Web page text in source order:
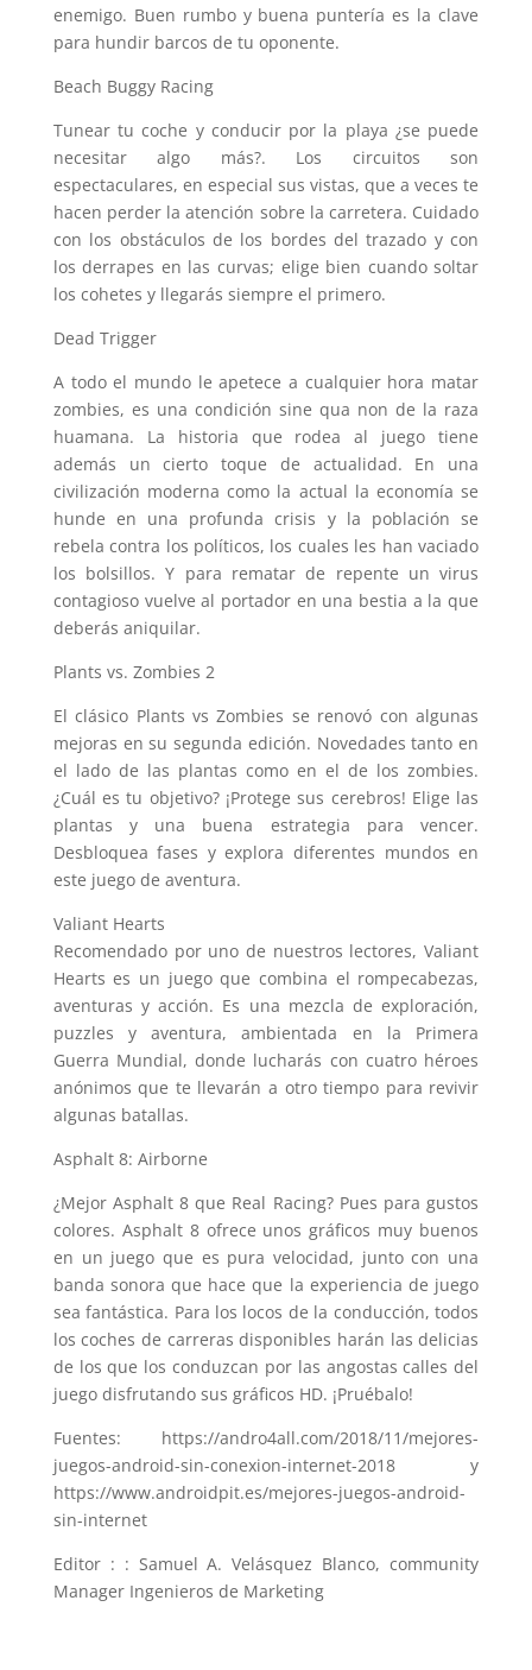
enemigo. Buen rumbo y buena puntería es la clave
para hundir barcos de tu oponente.
Beach Buggy Racing
Tunear tu coche y conducir por la playa ¿se puede
necesitar algo más?. Los circuitos son
espectaculares, en especial sus vistas, que a veces te
hacen perder la atención sobre la carretera. Cuidado
con los obstáculos de los bordes del trazado y con
los derrapes en las curvas; elige bien cuando soltar
los cohetes y llegarás siempre el primero.
Dead Trigger
A todo el mundo le apetece a cualquier hora matar
zombies, es una condición sine qua non de la raza
huamana. La historia que rodea al juego tiene
además un cierto toque de actualidad. En una
civilización moderna como la actual la economía se
hunde en una profunda crisis y la población se
rebela contra los políticos, los cuales les han vaciado
los bolsillos. Y para rematar de repente un virus
contagioso vuelve al portador en una bestia a la que
deberás aniquilar.
Plants vs. Zombies 2
El clásico Plants vs Zombies se renovó con algunas
mejoras en su segunda edición. Novedades tanto en
el lado de las plantas como en el de los zombies.
¿Cuál es tu objetivo? ¡Protege sus cerebros! Elige las
plantas y una buena estrategia para vencer.
Desbloquea fases y explora diferentes mundos en
este juego de aventura.
Valiant Hearts
Recomendado por uno de nuestros lectores, Valiant
Hearts es un juego que combina el rompecabezas,
aventuras y acción. Es una mezcla de exploración,
puzzles y aventura, ambientada en la Primera
Guerra Mundial, donde lucharás con cuatro héroes
anónimos que te llevarán a otro tiempo para revivir
algunas batallas.
Asphalt 8: Airborne
¿Mejor Asphalt 8 que Real Racing? Pues para gustos
colores. Asphalt 8 ofrece unos gráficos muy buenos
en un juego que es pura velocidad, junto con una
banda sonora que hace que la experiencia de juego
sea fantástica. Para los locos de la conducción, todos
los coches de carreras disponibles harán las delicias
de los que los conduzcan por las angostas calles del
juego disfrutando sus gráficos HD. ¡Pruébalo!
Fuentes: https://andro4all.com/2018/11/mejores-
juegos-android-sin-conexion-internet-2018 y
https://www.androidpit.es/mejores-juegos-android-
sin-internet
Editor : : Samuel A. Velásquez Blanco, community
Manager Ingenieros de Marketing